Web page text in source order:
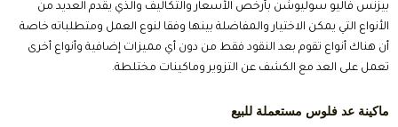
بيزنس فاليو سوليوشن بأرخص الأسعار والتكاليف والذي يقدم العديد من
الأنواع التي يمكن الاختيار والمفاضلة بينها وفقا لنوع العمل ومتطلباته خاصة
أن هناك أنواع تقوم بعد النقود فقط من دون أي مميزات إضافية وأنواع أخرى
تعمل على العد مع الكشف عن التزوير وماكينات مختلطة.
ماكينة عد فلوس مستعملة للبيع